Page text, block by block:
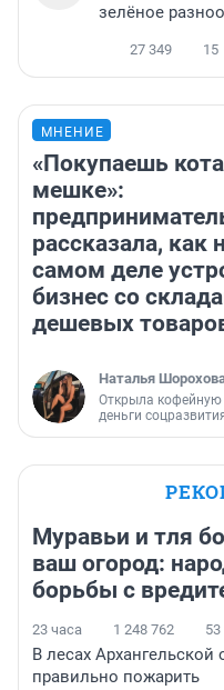
зелёное
27 349 15
МНЕНИЕ
«Покупаешь
мешке»:
рассказала, как
самом деле
бизнес со
дешевых
Наталья
Открыла кофейную
деньги
Муравьи и тля
ваш огород:
борьбы с
23 часа 1 248 762 53
В лесах Архангельской
правильно пожарить